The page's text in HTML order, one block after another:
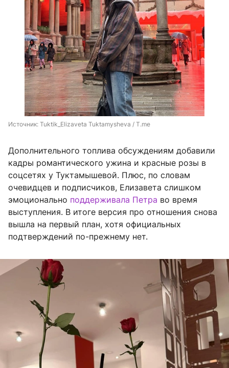
Источник: Tuktik_Elizaveta Tuktamysheva / T.me
Дополнительного топлива обсуждениям добавили
кадры романтического ужина и красные розы в
соцсетях у Туктамышевой. Плюс, по словам
очевидцев и подписчиков, Елизавета слишком
эмоционально поддерживала Петра во время
выступления. В итоге версия про отношения снова
вышла на первый план, хотя официальных
подтверждений по-прежнему нет.